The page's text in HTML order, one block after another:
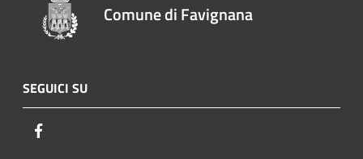
Comune di Favignana
SEGUICI SU